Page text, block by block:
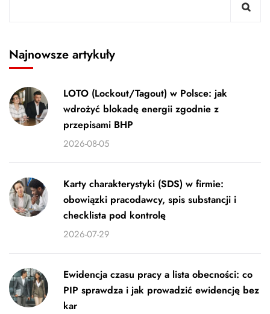
Najnowsze artykuły
LOTO (Lockout/Tagout) w Polsce: jak
wdrożyć blokadę energii zgodnie z
przepisami BHP
2026-08-05
Karty charakterystyki (SDS) w firmie:
obowiązki pracodawcy, spis substancji i
checklista pod kontrolę
2026-07-29
Ewidencja czasu pracy a lista obecności: co
PIP sprawdza i jak prowadzić ewidencję bez
kar